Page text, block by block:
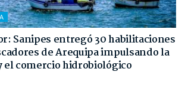
Sanipes entregó 30 habilitaciones
de Arequipa impulsando la
comercio hidrobiológico